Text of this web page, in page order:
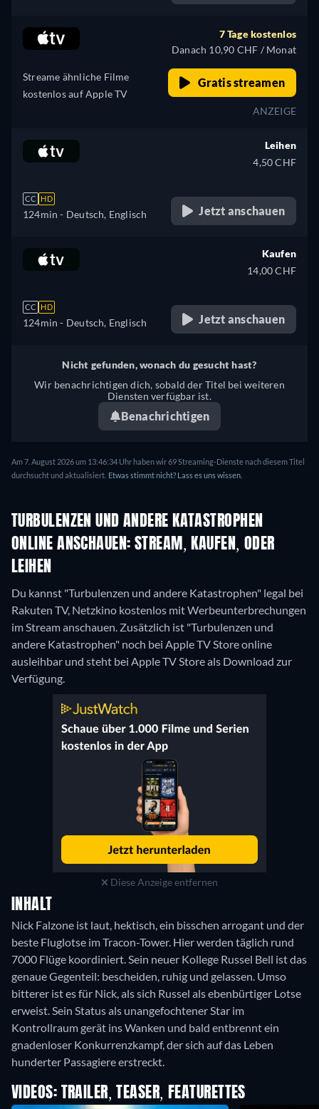
Streame ähnliche Filme
kostenlos auf Apple TV
7 Tage kostenlos
Danach 10,90 CHF / Monat
Gratis streamen
ANZEIGE
CC HD
124min - Deutsch, Englisch
Leihen
4,50 CHF
Jetzt anschauen
CC HD
124min - Deutsch, Englisch
Kaufen
14,00 CHF
Jetzt anschauen
Nicht gefunden, wonach du gesucht hast?
Wir benachrichtigen dich, sobald der Titel bei weiteren
Diensten verfügbar ist.
Benachrichtigen
Am 7. August 2026 um 13:46:34 Uhr haben wir 69 Streaming-Dienste nach diesem Titel
durchsucht und aktualisiert. Etwas stimmt nicht? Lass es uns wissen.
TURBULENZEN UND ANDERE KATASTROPHEN
ONLINE ANSCHAUEN: STREAM, KAUFEN, ODER
LEIHEN
Du kannst "Turbulenzen und andere Katastrophen" legal bei
Rakuten TV, Netzkino kostenlos mit Werbeunterbrechungen
im Stream anschauen. Zusätzlich ist "Turbulenzen und
andere Katastrophen" noch bei Apple TV Store online
ausleihbar und steht bei Apple TV Store als Download zur
Verfügung.
Diese Anzeige entfernen
INHALT
Nick Falzone ist laut, hektisch, ein bisschen arrogant und der
beste Fluglotse im Tracon-Tower. Hier werden täglich rund
7000 Flüge koordiniert. Sein neuer Kollege Russel Bell ist das
genaue Gegenteil: bescheiden, ruhig und gelassen. Umso
bitterer ist es für Nick, als sich Russel als ebenbürtiger Lotse
erweist. Sein Status als unangefochtener Star im
Kontrollraum gerät ins Wanken und bald entbrennt ein
gnadenloser Konkurrenzkampf, der sich auf das Leben
hunderter Passagiere erstreckt.
VIDEOS: TRAILER, TEASER, FEATURETTES